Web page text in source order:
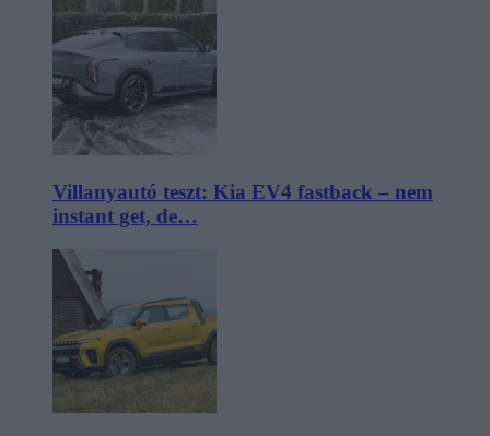
Villanyautó teszt: Kia EV4 fastback – nem
instant get, de…